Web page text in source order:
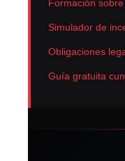
Formación
Simulador de
Obligaciones
Guía gratuita